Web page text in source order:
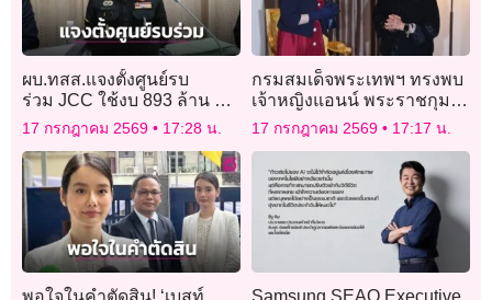
ผบ.ทสส.แจงตั้งศูนย์รบ
ร่วม JCC ใช้งบ 893 ล้าน ดึง
อัตราจากหน่วยงานร่วมร้อย
กว่าอัตรา
17 กรกฎาคม 2569 17:28 น.
กรมสมเด็จพระเทพฯ ทรงพบ
เจ้าหญิงแอนน์ พระราชกุมารี
แห่งสหราชอาณาจักร ณ
จุฬาลงกรณ์มหาวิทยาลัย
17 กรกฎาคม 2569 17:17 น.
พอใจในคำตัดสิน! ‘เบสท์
Samsung SEAO Executive